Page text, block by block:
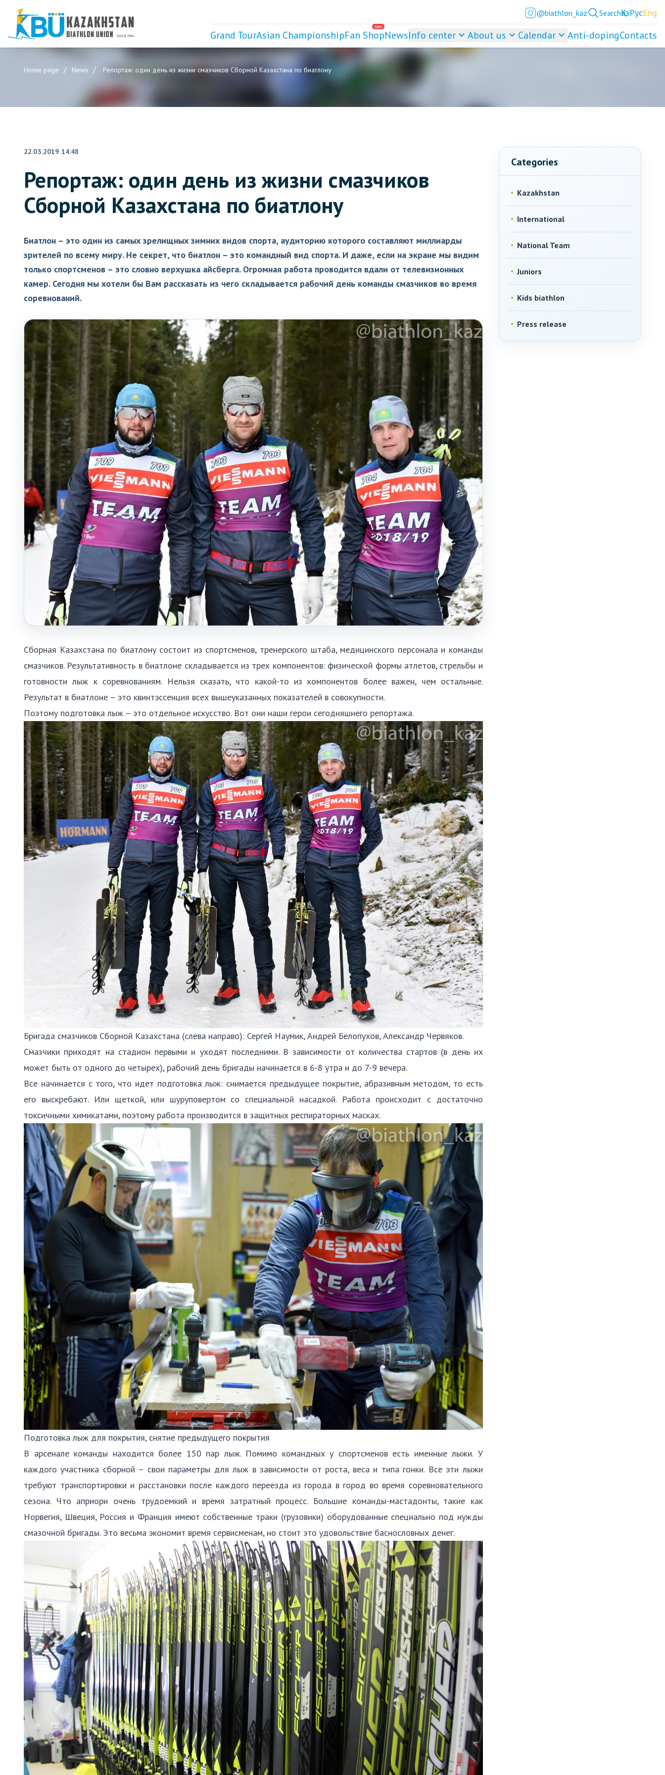
@biathlon_kaz SearchҚазРусEng
Grand TourAsian Championship
new
Fan ShopNewsInfo center About us Calendar Anti-dopingContacts
Home page News Репортаж: один день из жизни смазчиков Сборной Казахстана по биатлону
22.03.2019 14:48
Репортаж: один день из жизни смазчиков
Сборной Казахстана по биатлону
Биатлон – это один из самых зрелищных зимних видов спорта, аудиторию которого составляют миллиарды
зрителей по всему миру. Не секрет, что биатлон – это командный вид спорта. И даже, если на экране мы видим
только спортсменов – это словно верхушка айсберга. Огромная работа проводится вдали от телевизионных
камер. Сегодня мы хотели бы Вам рассказать из чего складывается рабочий день команды смазчиков во время
соревнований.
Сборная Казахстана по биатлону состоит из спортсменов, тренерского штаба, медицинского персонала и команды
смазчиков. Результативность в биатлоне складывается из трех компонентов: физической формы атлетов, стрельбы и
готовности лыж к соревнованиям. Нельзя сказать, что какой-то из компонентов более важен, чем остальные.
Результат в биатлоне – это квинтэссенция всех вышеуказанных показателей в совокупности.
Поэтому подготовка лыж – это отдельное искусство. Вот они наши герои сегодняшнего репортажа.
Бригада смазчиков Сборной Казахстана (слева направо): Сергей Наумик, Андрей Белопухов, Александр Червяков.
Смазчики приходят на стадион первыми и уходят последними. В зависимости от количества стартов (в день их
может быть от одного до четырех), рабочий день бригады начинается в 6-8 утра и до 7-9 вечера.
Все начинается с того, что идет подготовка лыж: снимается предыдущее покрытие, абразивным методом, то есть
его выскребают. Или щеткой, или шуруповертом со специальной насадкой. Работа происходит с достаточно
токсичными химикатами, поэтому работа производится в защитных респираторных масках.
Подготовка лыж для покрытия, снятие предыдущего покрытия
В арсенале команды находится более 150 пар лыж. Помимо командных у спортсменов есть именные лыжи. У
каждого участника сборной – свои параметры для лыж в зависимости от роста, веса и типа гонки. Все эти лыжи
требуют транспортировки и расстановки после каждого переезда из города в город во время соревновательного
сезона. Что априори очень трудоемкий и время затратный процесс. Большие команды-мастадонты, такие как
Норвегия, Швеция, Россия и Франция имеют собственные траки (грузовики) оборудованные специально под нужды
смазочной бригады. Это весьма экономит время сервисменам, но стоит это удовольствие баснословных денег.
Categories
Kazakhstan
International
National Team
Juniors
Kids biathlon
Press release